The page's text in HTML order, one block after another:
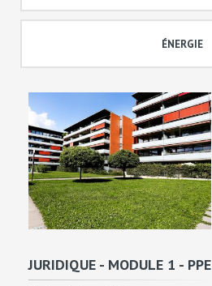
ÉNERGIE
JURIDIQUE - MODULE 1 - PPE